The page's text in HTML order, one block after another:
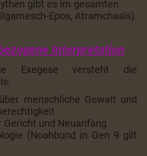
gibt es im gesamten
Epos, Atramchasis).
Interpretation
Exegese versteht die
menschliche Gewalt und
Gericht und Neuanfang
(Noahbund in Gen 9 gilt